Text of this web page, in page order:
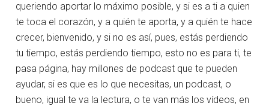
queriendo aportar lo máximo posible, y si es a ti a quien
te toca el corazón, y a quién te aporta, y a quién te hace
crecer, bienvenido, y si no es así, pues, estás perdiendo
tu tiempo, estás perdiendo tiempo, esto no es para ti, te
pasa página, hay millones de podcast que te pueden
ayudar, si es que es lo que necesitas, un podcast, o
bueno, igual te va la lectura, o te van más los vídeos, en